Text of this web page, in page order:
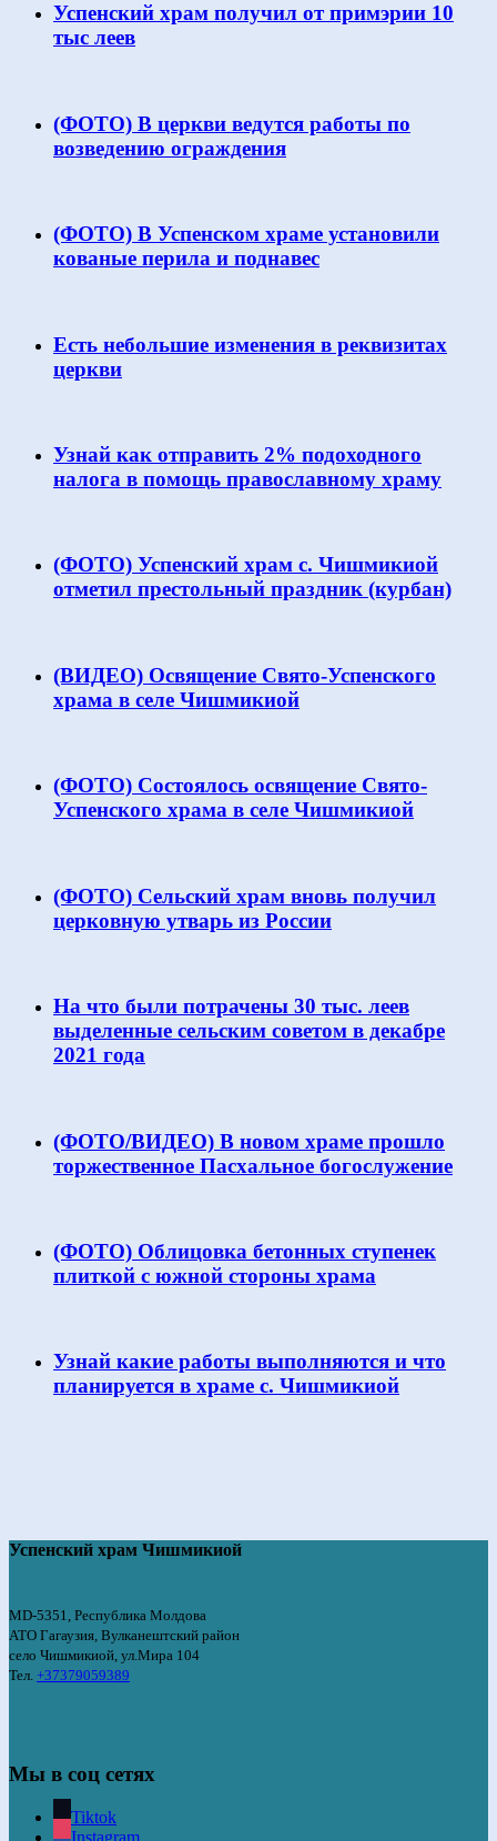
Успенский храм получил от примэрии 10
тыс леев
(ФОТО) В церкви ведутся работы по
возведению ограждения
(ФОТО) В Успенском храме установили
кованые перила и поднавес
Есть небольшие изменения в реквизитах
церкви
Узнай как отправить 2% подоходного
налога в помощь православному храму
(ФОТО) Успенский храм с. Чишмикиой
отметил престольный праздник (курбан)
(ВИДЕО) Освящение Свято-Успенского
храма в селе Чишмикиой
(ФОТО) Состоялось освящение Свято-
Успенского храма в селе Чишмикиой
(ФОТО) Сельский храм вновь получил
церковную утварь из России
На что были потрачены 30 тыс. леев
выделенные сельским советом в декабре
2021 года
(ФОТО/ВИДЕО) В новом храме прошло
торжественное Пасхальное богослужение
(ФОТО) Облицовка бетонных ступенек
плиткой с южной стороны храма
Узнай какие работы выполняются и что
планируется в храме с. Чишмикиой
Успенский храм Чишмикиой
MD-5351, Республика Молдова
АТО Гагаузия, Вулканештский район
село Чишмикиой, ул.Мира 104
Тел. +37379059389
Мы в соц сетях
Tiktok